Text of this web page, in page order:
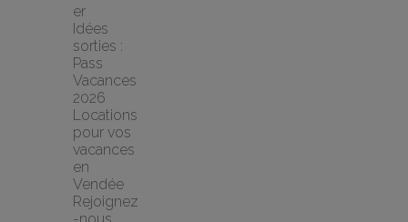
er
Idées
sorties :
Pass
Vacances
2026
Locations
pour vos
vacances
en
Vendée
Rejoignez